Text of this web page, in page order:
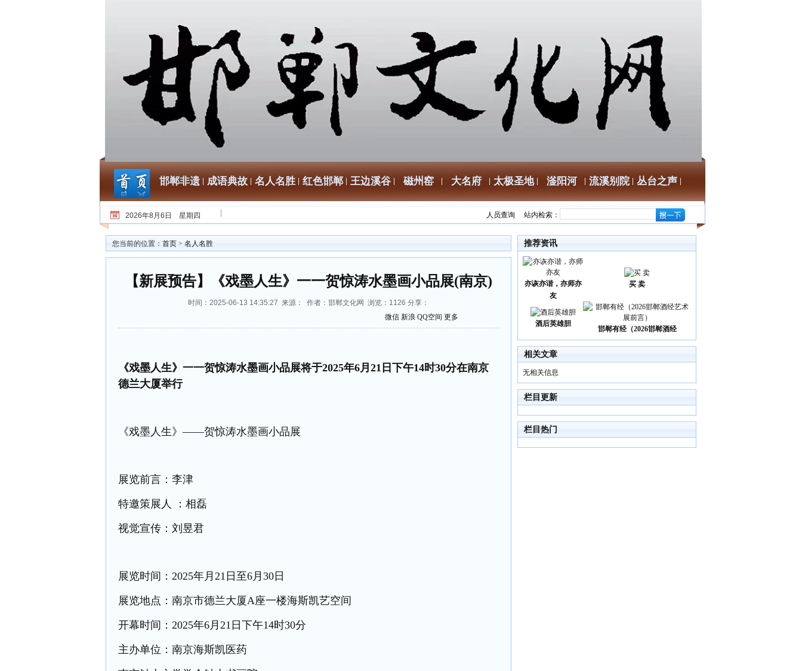
邯郸非遗 成语典故 名人名胜 红色邯郸 王边溪谷 磁州窑 大名府 太极圣地 滏阳河 流溪别院 丛台之声
2026年8月6日 星期四 人员查询 站内检索：
您当前的位置： 首页 > 名人名胜
【新展预告】《戏墨人生》一一贺惊涛水墨画小品展(南京)
时间：2025-06-13 14:35:27 来源： 作者：邯郸文化网 浏览： 1126 分享：
微信 新浪 QQ空间 更多
《戏墨人生》一一贺惊涛水墨画小品展将于2025年6月21日下午14时30分在南京
德兰大厦举行
《戏墨人生》——贺惊涛水墨画小品展
展览前言：李津
特邀策展人 ：相磊
视觉宣传：刘昱君
展览时间：2025年月21日至6月30日
展览地点：南京市德兰大厦A座一楼海斯凯艺空间
开幕时间：2025年6月21日下午14时30分
主办单位：南京海斯凯医药
推荐资讯
亦诙亦谐，亦师亦
友
买 卖
酒后英雄胆
邯郸有经（2026邯郸酒经
相关文章
无相关信息
栏目更新
栏目热门